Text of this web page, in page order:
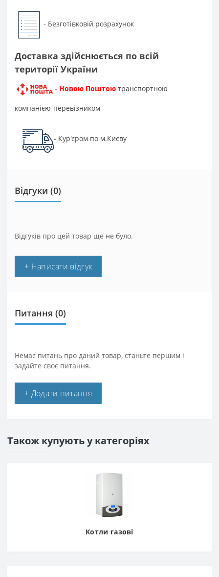
- Безготівковій розрахунок
Доставка здійснюється по всій
території України
- Новою Поштою транспортною
компанією-перевізником
- Кур'єром по м.Києву
Відгуки (0)
Відгуків про цей товар ще не було.
+ Написати відгук
Питання (0)
Немає питань про даний товар, станьте першим і
задайте своє питання.
+ Додати питання
Також купують у категоріях
Котли газові